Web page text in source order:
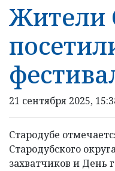
Жители
21 сентября 2025,
Стародубе
Стародубского
захватчиков и День